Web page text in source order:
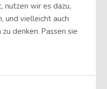
nutzen wir es dazu,
und vielleicht auch
denken. Passen sie